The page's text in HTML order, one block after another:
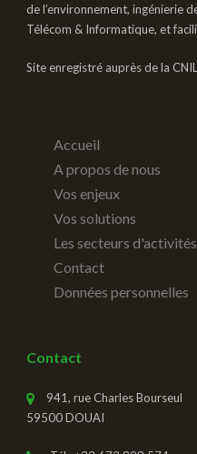
de l’environnement, ingénierie
Télécom & Informatique, et
Site enregistré auprès de la
Accueil
A propos de nous
Vos enjeux
Vos solutions
Les secteurs d'activités
Contact
Données personnelles
Contact
941, rue Charles Bourseul
59500 DOUAI